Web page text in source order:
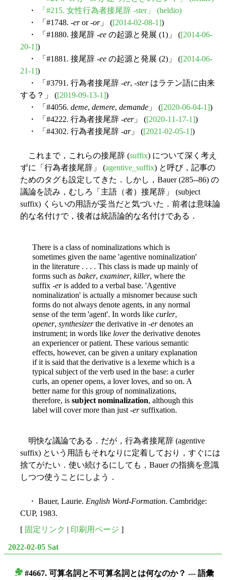
・
「#215. 女性行為者接尾辞 -ster」 (heldio)
・ 「#1748. -eror -or」 ([2014-02-08-1])
・ 「#1880. 接尾辞 -ee の起源と発展 (1)」 ([2014-06-
20-1])
・ 「#1881. 接尾辞 -ee の起源と発展 (2)」 ([2014-06-
21-1])
・ 「#3791. 行為者接尾辞 -er, -sterはラテン語に由来
する？」 ([2019-09-13-1])
・ 「#4056. deme, demere, demande 」 ([2020-06-04-1])
・ 「#4222. 行為者接尾辞 -eer」 ([2020-11-17-1])
・ 「#4302. 行為者接尾辞 -ar」 ([2021-02-05-1])
これまで，これらの接尾辞 (suffix) について深く考え
ずに「行為者接尾辞」 (agentive_suffix) と呼び，記事の
ためのタグも設定してきた．しかし，Bauer (285--86) の
議論を読み，むしろ「主語（者）接尾辞」 (subject
suffix) くらいの用語が妥当だと気づいた．前者は意味論
的な名付けで，後者は統語論的な名付けである．
There is a class of nominalizations which is
sometimes given the name 'agentive nominalization'
in the literature . . . . This class is made up mainly of
forms such as baker, examiner, killer, where the
suffix -eris added to a verbal base. 'Agentive
nominalization' is actually a misnomer because such
forms do not always denote agents, in any normal
sense of the term 'agent'. In words like curler,
opener, synthesizerthe derivative in -erdenotes an
instrument; in words like loverthe derivative denotes
an experiencer or patient. These various semantic
effects, however, can be given a unitary explanation
if it is said that the derivative is a lexeme which is a
typical subject of the verb used in the base: a curler
curls, an opener opens, a lover loves, and so on. A
better name for this group of nominalizations,
therefore, is subject nominalization, although this
label will cover more than just -ersuffixation.
明快な議論である．だが，行為者接尾辞 (agentive
suffix) という用語もそれなりに定着しており，すぐには
捨てがたい．使い続けるにしても，Bauer の指摘を意識
しつつ使うことにしよう．
・ Bauer, Laurie. English Word-Formation. Cambridge:
CUP, 1983.
[ 固定リンク 印刷用ページ ]
2022-02-05 Sat
#4667. 可算名詞と不可算名詞とは何なのか？ --- 語彙